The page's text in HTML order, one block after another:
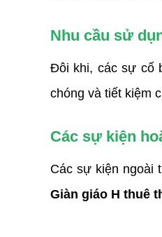
Nhu cầu sử
Đôi khi, các sự cố
chóng và tiết kiệm
Các sự kiện
Giàn giáo H thuê